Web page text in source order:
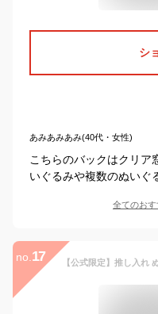
シ
あみあみあみ(40代・女性)
こちらのバックはクリア
いぐるみや複数のぬいぐ
全てのおす
no. 17